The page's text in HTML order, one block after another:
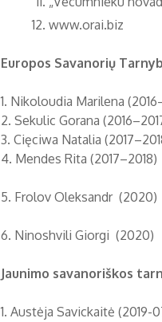
www.orai.biz
Europos Savanorių
1. Nikoloudia Marilena
2. Sekulic Gorana
3. Cięciwa Natalia
4. Mendes Rita (2017–2018)
5. Frolov Oleksandr (2020)
6. Ninoshvili Giorgi (2020)
Jaunimo savanoriškos
1. Austėja